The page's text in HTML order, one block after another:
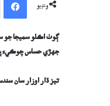
ونڊيو
ڳوٺ اڪلو سميجاجو
جهڙي حساس چوڪيءَ
تيز ڌار اوزار سان